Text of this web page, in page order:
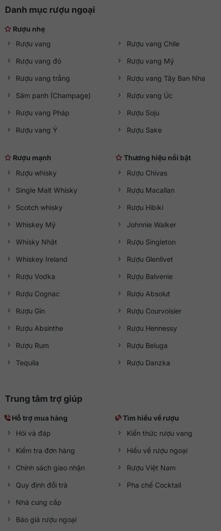
Danh mục rượu ngoại
Rượu nhẹ
Rượu vang
Rượu vang đỏ
Rượu vang trắng
Sâm panh (Champage)
Rượu vang Pháp
Rượu vang Ý
Rượu vang Chile
Rượu vang Mỹ
Rượu vang Tây Ban Nha
Rượu vang Úc
Rượu Soju
Rượu Sake
Rượu mạnh
Rượu whisky
Single Malt Whisky
Scotch whisky
Whiskey Mỹ
Whisky Nhật
Whiskey Ireland
Rượu Vodka
Rượu Cognac
Rượu Gin
Rượu Absinthe
Rượu Rum
Tequila
Thương hiệu nổi bật
Rượu Chivas
Rượu Macallan
Rượu Hibiki
Johnnie Walker
Rượu Singleton
Rượu Glenlivet
Rượu Balvenie
Rượu Absolut
Rượu Courvoisier
Rượu Hennessy
Rượu Beluga
Rượu Danzka
Trung tâm trợ giúp
Hỗ trợ mua hàng
Hỏi và đáp
Kiểm tra đơn hàng
Chính sách giao nhận
Quy định đổi trả
Nhà cung cấp
Báo giá rượu ngoại
Tìm hiểu về rượu
Kiến thức rượu vang
Hiểu về rượu ngoại
Rượu Việt Nam
Pha chế Cocktail